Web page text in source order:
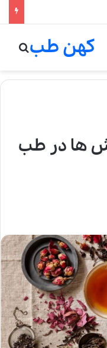
کهن طب
ها در طب